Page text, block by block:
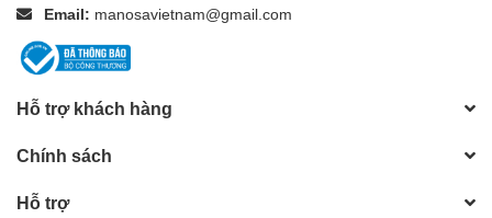
Email: manosavietnam@gmail.com
Hỗ trợ khách hàng
Chính sách
Hỗ trợ